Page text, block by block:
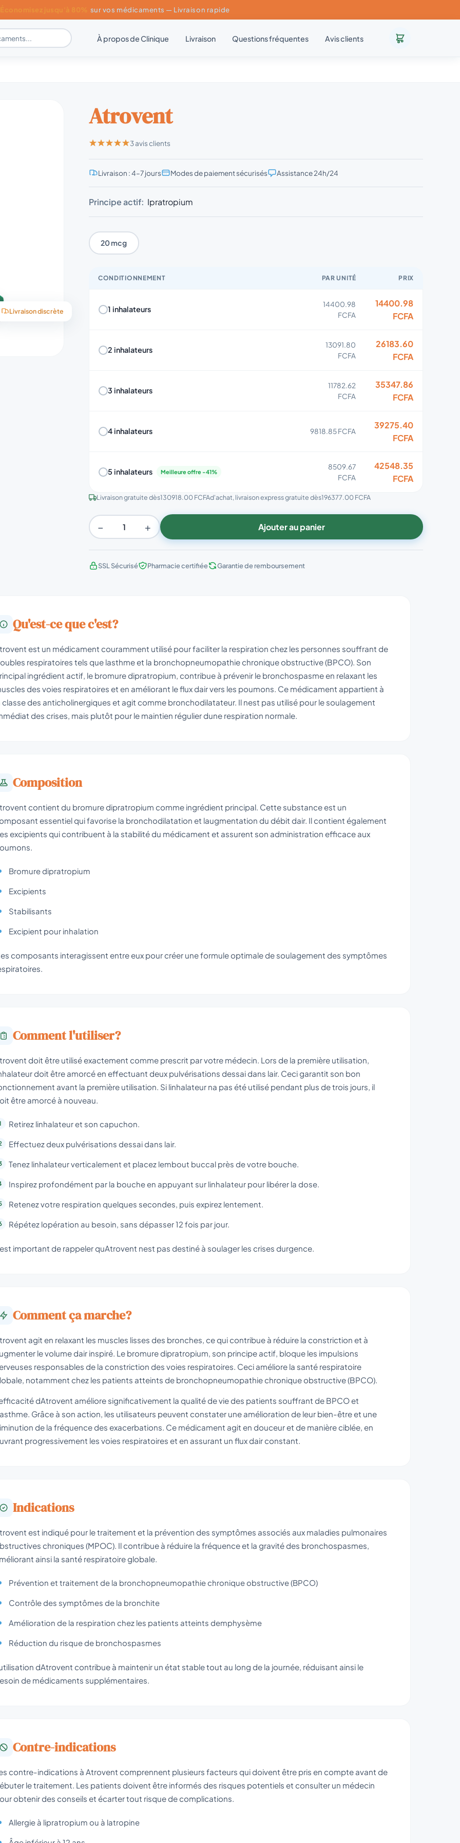
Économisez jusqu'à 80% sur vos médicaments — Livraison rapide
À propos de Clinique Livraison Questions fréquentes Avis clients
Livraison discrète
Atrovent
3 avis clients
Livraison : 4–7 jours Modes de paiement sécurisés Assistance 24h/24
Principe actif: Ipratropium
20 mcg
CONDITIONNEMENT PAR UNITÉ PRIX
1 inhalateurs
14400.98
FCFA
14400.98
FCFA
2 inhalateurs
13091.80
FCFA
26183.60
FCFA
3 inhalateurs
11782.62
FCFA
35347.86
FCFA
4 inhalateurs 9818.85 FCFA
39275.40
FCFA
5 inhalateurs Meilleure offre -41%
8509.67
FCFA
42548.35
FCFA
Livraison gratuite dès130918.00 FCFAd'achat, livraison express gratuite dès196377.00 FCFA
− + Ajouter au panier
SSL Sécurisé Pharmacie certifiée Garantie de remboursement
Qu'est-ce que c'est?
est un médicament couramment utilisé pour faciliter la respiration chez les personnes souffrant de
respiratoires tels que lasthme et la bronchopneumopathie chronique obstructive (BPCO). Son
ingrédient actif, le bromure dipratropium, contribue à prévenir le bronchospasme en relaxant les
des voies respiratoires et en améliorant le flux dair vers les poumons. Ce médicament appartient à
classe des anticholinergiques et agit comme bronchodilatateur. Il nest pas utilisé pour le soulagement
des crises, mais plutôt pour le maintien régulier dune respiration normale.
Composition
contient du bromure dipratropium comme ingrédient principal. Cette substance est un
essentiel qui favorise la bronchodilatation et laugmentation du débit dair. Il contient également
excipients qui contribuent à la stabilité du médicament et assurent son administration efficace aux
Bromure dipratropium
Excipients
Stabilisants
Excipient pour inhalation
composants interagissent entre eux pour créer une formule optimale de soulagement des symptômes
Comment l'utiliser?
doit être utilisé exactement comme prescrit par votre médecin. Lors de la première utilisation,
doit être amorcé en effectuant deux pulvérisations dessai dans lair. Ceci garantit son bon
avant la première utilisation. Si linhalateur na pas été utilisé pendant plus de trois jours, il
être amorcé à nouveau.
Retirez linhalateur et son capuchon.
Effectuez deux pulvérisations dessai dans lair.
Tenez linhalateur verticalement et placez lembout buccal près de votre bouche.
Inspirez profondément par la bouche en appuyant sur linhalateur pour libérer la dose.
Retenez votre respiration quelques secondes, puis expirez lentement.
Répétez lopération au besoin, sans dépasser 12 fois par jour.
important de rappeler quAtrovent nest pas destiné à soulager les crises durgence.
Comment ça marche?
agit en relaxant les muscles lisses des bronches, ce qui contribue à réduire la constriction et à
le volume dair inspiré. Le bromure dipratropium, son principe actif, bloque les impulsions
responsables de la constriction des voies respiratoires. Ceci améliore la santé respiratoire
notamment chez les patients atteints de bronchopneumopathie chronique obstructive (BPCO).
dAtrovent améliore significativement la qualité de vie des patients souffrant de BPCO et
Grâce à son action, les utilisateurs peuvent constater une amélioration de leur bien-être et une
de la fréquence des exacerbations. Ce médicament agit en douceur et de manière ciblée, en
progressivement les voies respiratoires et en assurant un flux dair constant.
Indications
est indiqué pour le traitement et la prévention des symptômes associés aux maladies pulmonaires
chroniques (MPOC). Il contribue à réduire la fréquence et la gravité des bronchospasmes,
ainsi la santé respiratoire globale.
Prévention et traitement de la bronchopneumopathie chronique obstructive (BPCO)
Contrôle des symptômes de la bronchite
Amélioration de la respiration chez les patients atteints demphysème
Réduction du risque de bronchospasmes
dAtrovent contribue à maintenir un état stable tout au long de la journée, réduisant ainsi le
de médicaments supplémentaires.
Contre-indications
contre-indications à Atrovent comprennent plusieurs facteurs qui doivent être pris en compte avant de
le traitement. Les patients doivent être informés des risques potentiels et consulter un médecin
obtenir des conseils et écarter tout risque de complications.
Allergie à lipratropium ou à latropine